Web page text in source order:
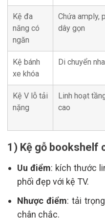
Kệ đa
năng có
ngăn
Chứa amply,
dây gọn
Kệ bánh
xe khóa
Di chuyển
Kệ V lỗ tải
nặng
Linh hoạt
cao
1) Kệ gỗ bookshelf
Uu điểm: kích thước
phối đẹp với kệ TV.
Nhược điểm: tải
chân chắc.